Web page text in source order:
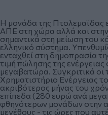
Η μονάδα της Πτολεμαΐδας
ΑΠΕ στη χώρα αλλά και
σημαντικά στη μείωση του
ελληνικό σύστημα.
ενταχθεί στη δημοπρασία
τιμή πώλησης της
μεγαβατώρα. Συγκριτικά οι
Χρηματιστήριο Ενέργειας
ακριβότερος μήνας του
επίπεδα (280 ευρώ ανά
φθηνότερων μονάδων στην
μεγέθους - τις ώρες που